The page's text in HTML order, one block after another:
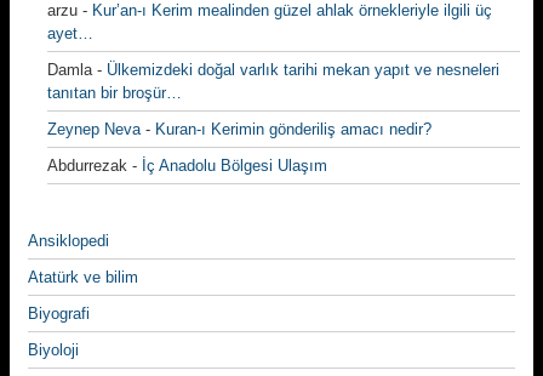
arzu - Kur’an-ı Kerim mealinden güzel ahlak örnekleriyle ilgili üç
ayet…
Damla- Ülkemizdeki doğal varlık tarihi mekan yapıt ve nesneleri
tanıtan bir broşür…
Zeynep Neva- Kuran-ı Kerimin gönderiliş amacı nedir?
Abdurrezak - İç Anadolu Bölgesi Ulaşım
Ansiklopedi
Atatürk ve bilim
Biyografi
Biyoloji